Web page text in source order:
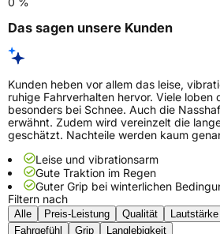
Das sagen unsere Kunden
Kunden heben vor allem das leise,
ruhige Fahrverhalten hervor. Viele loben
besonders bei Schnee. Auch die
erwähnt. Zudem wird vereinzelt die
geschätzt. Nachteile werden kaum
Leise und vibrationsarm
Gute Traktion im Regen
Guter Grip bei winterlichen
Filtern nach
Alle Preis-Leistung Qualität Lautstärke
Fahrgefühl
Grip Langlebigkeit